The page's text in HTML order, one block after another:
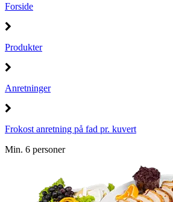
Forside
Produkter
Anretninger
Frokost anretning på fad pr. kuvert
Min. 6 personer